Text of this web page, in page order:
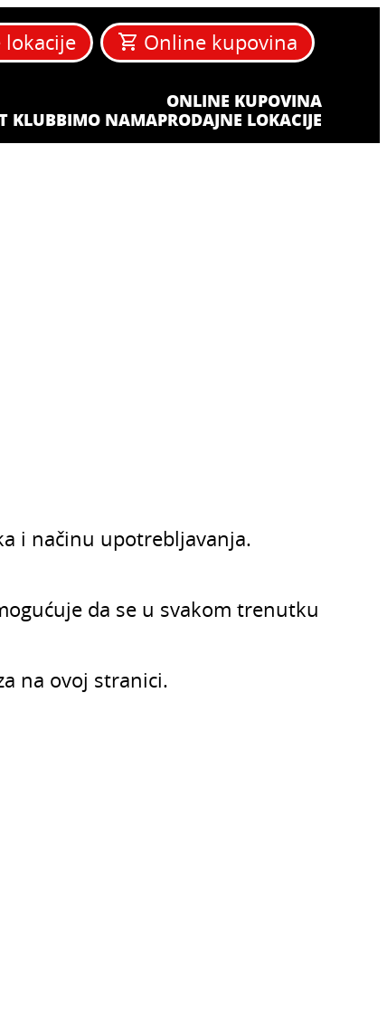
lokacije Online kupovina
KLUBBIMO NAMAPRODAJNE LOKACIJE
ONLINE KUPOVINA
i načinu upotrebljavanja.
da se u svakom trenutku
na ovoj stranici.